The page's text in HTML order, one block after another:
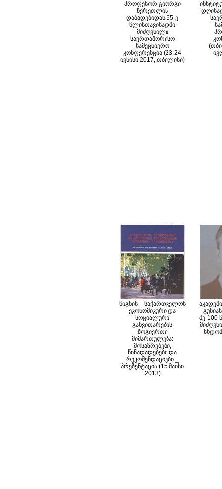
პროფესორ გიორგი
წერეთლის
დაბადებიდან 65-ე
წლისთავისადმი
მიძღვნილი
საერთაშორისო
სამეცნიერო
კონფერენცია (23-24
ივნისი 2017, თბილისი)
წიგნის _ საქართველოს
ეკონომიკური და
სოციალური
განვითარების
ზოგიერთი
მიმართულება:
მოსაზრებები,
წინადადებები და
რეკომენდაციები _
პრეზენტაცია (15 მაისი
2013)
მე-100